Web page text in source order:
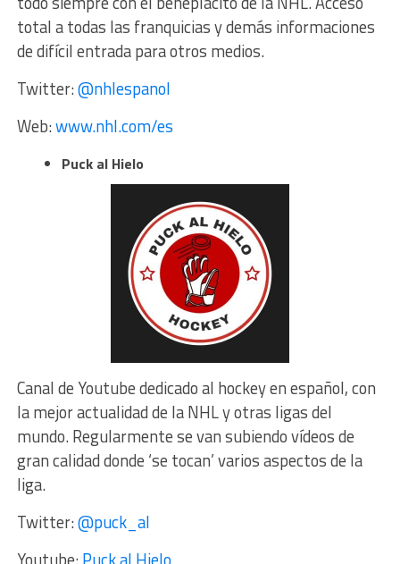
total a todas las franquicias y demás informaciones
de difícil entrada para otros medios.
Twitter:@nhlespanol
Web:www.nhl.com/es
Puck al Hielo
Canal de Youtube dedicado al hockey en español, con
la mejor actualidad de la NHL y otras ligas del
mundo. Regularmente se van subiendo vídeos de
gran calidad donde ‘se tocan’ varios aspectos de la
liga.
Twitter:@puck_al